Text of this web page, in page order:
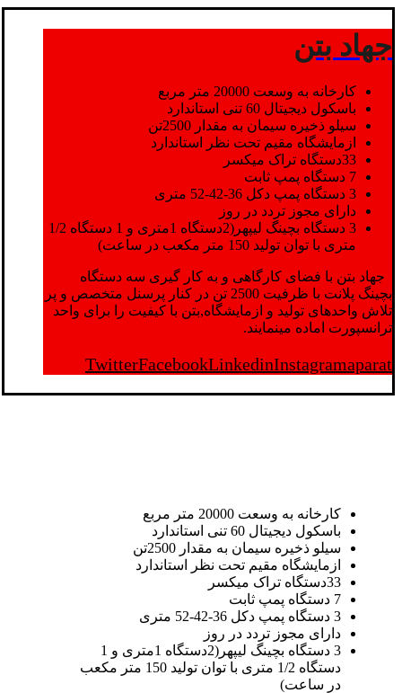
جهاد بتن
کارخانه به وسعت 20000 متر مربع
باسکول دیجیتال 60 تنی استاندارد
سیلو ذخیره سیمان به مقدار 2500تن
ازمایشگاه مقیم تحت نظر استاندارد
33دستگاه تراک میکسر
7 دستگاه پمپ ثابت
3 دستگاه پمپ دکل 36-42-52 متری
دارای مجوز تردد در روز
3 دستگاه بچینگ لیپهر(2دستگاه 1متری و 1 دستگاه 1/2
متری با توان تولید 150 متر مکعب در ساعت)
جهاد بتن با فضای کارگاهی و به کار گیری سه دستگاه
بچینگ پلانت با ظرفیت 2500 تن در کنار پرسنل متخصص و پر
تلاش واحدهای تولید و ازمایشگاه,بتن با کیفیت را برای واحد
ترانسپورت اماده مینمایند.
TwitterFacebookLinkedinInstagramaparat
کارخانه به وسعت 20000 متر مربع
باسکول دیجیتال 60 تنی استاندارد
سیلو ذخیره سیمان به مقدار 2500تن
ازمایشگاه مقیم تحت نظر استاندارد
33دستگاه تراک میکسر
7 دستگاه پمپ ثابت
3 دستگاه پمپ دکل 36-42-52 متری
دارای مجوز تردد در روز
3 دستگاه بچینگ لیپهر(2دستگاه 1متری و 1
دستگاه 1/2 متری با توان تولید 150 متر مکعب
در ساعت)